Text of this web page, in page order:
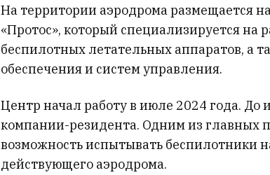
На территории аэродрома размещается
«Протос», который специализируется на
беспилотных летательных аппаратов, а
обеспечения и систем управления.
Центр начал работу в июле 2024 года. До
компании-резидента. Одним из главных
возможность испытывать беспилотники
действующего аэродрома.